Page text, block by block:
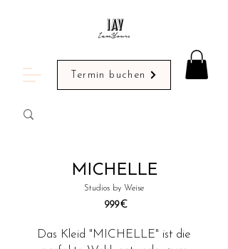
Termin buchen
MICHELLE
Studios by Weise
999€
Das Kleid "MICHELLE" ist die